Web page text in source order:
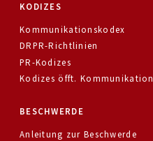
KODIZES
Kommunikationskodex
DRPR-Richtlinien
PR-Kodizes
Kodizes öfft. Kommunikation
BESCHWERDE
Anleitung zur Beschwerde